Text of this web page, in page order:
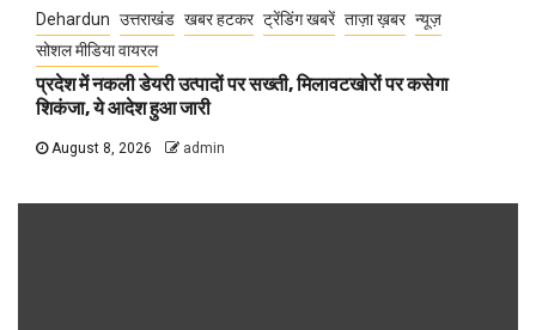
Dehardun उत्तराखंड खबर हटकर ट्रेंडिंग खबरें ताज़ा ख़बर न्यूज़
सोशल मीडिया वायरल
प्रदेश में नकली डेयरी उत्पादों पर सख्ती, मिलावटखोरों पर कसेगा
शिकंजा, ये आदेश हुआ जारी
August 8, 2026 admin